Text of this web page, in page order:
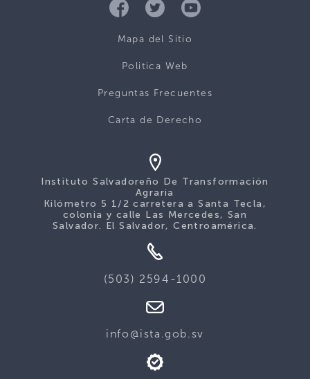
Mapa del Sitio
Politica Web
Preguntas Frecuentes
Carta de Derecho
Instituto Salvadoreño De Transformación
Agraria
Kilómetro 5 1/2 carretera a Santa Tecla,
colonia y calle Las Mercedes, San
Salvador. El Salvador, Centroamérica.
(503) 2594-1000
info@ista.gob.sv